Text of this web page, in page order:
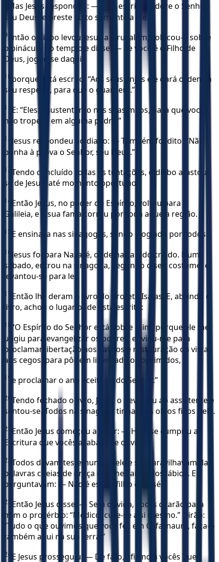
Mas Jesus respondeu: — Está escrito: “Adore o Senhor,
seu Deus, e preste culto somente a ele.”
9
Então o diabo levou Jesus a Jerusalém, colocou-o sobre
o pináculo do templo e disse: — Se você é o Filho de
Deus, jogue-se daqui,
10 porque está escrito: “Aos seus anjos ele dará ordens a
seu respeito, para que o guardem.”
11
E: “Eles o sustentarão nas suas mãos, para que você
não tropece em alguma pedra.”
12 Jesus respondeu ao diabo: — Também foi dito: “Não
ponha à prova o Senhor, seu Deus.”
13 Tendo concluído todas as tentações, o diabo afastou-
se de Jesus, até momento oportuno.
14 Então Jesus, no poder do Espírito, voltou para a
Galileia, e a sua fama correu por toda aquela região.
15 E ensinava nas sinagogas, sendo elogiado por todos.
16 Jesus foi para Nazaré, onde havia sido criado. Num
sábado, entrou na sinagoga, segundo o seu costume, e
levantou-se para ler.
17 Então lhe deram o livro do profeta Isaías. E, abrindo o
livro, achou o lugar onde está escrito:
18 “O Espírito do Senhor está sobre mim, porque ele me
ungiu para evangelizar os pobres; enviou-me para
proclamar libertação aos cativos e restauração da vista
aos cegos, para pôr em liberdade os oprimidos,
19 e proclamar o ano aceitável do Senhor.”
20 Tendo fechado o livro, Jesus o devolveu ao assistente e
sentou-se. Todos na sinagoga tinham os olhos fixos nele.
21
Então Jesus começou a dizer: — Hoje se cumpriu a
Escritura que vocês acabam de ouvir.
22 Todos davam testemunho dele e se maravilhavam das
palavras cheias de graça que lhe saíam dos lábios. E
perguntavam: — Não é este o filho de José?
23 Então Jesus disse: — Sem dúvida, vocês citarão para
mim o provérbio: “Médico, cure-se a si mesmo.” Dirão:
“Tudo o que ouvimos que você fez em Cafarnaum, faça-o
também aqui na sua terra.”
24 E Jesus prosseguiu: — De fato, afirmo a vocês que